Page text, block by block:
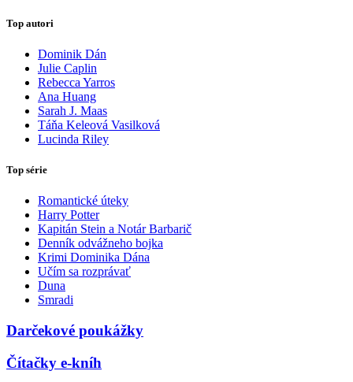
Top autori
Dominik Dán
Julie Caplin
Rebecca Yarros
Ana Huang
Sarah J. Maas
Táňa Keleová Vasilková
Lucinda Riley
Top série
Romantické úteky
Harry Potter
Kapitán Stein a Notár Barbarič
Denník odvážneho bojka
Krimi Dominika Dána
Učím sa rozprávať
Duna
Smradi
Darčekové poukážky
Čítačky e-kníh